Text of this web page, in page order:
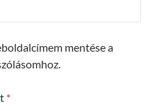
mentése a
*